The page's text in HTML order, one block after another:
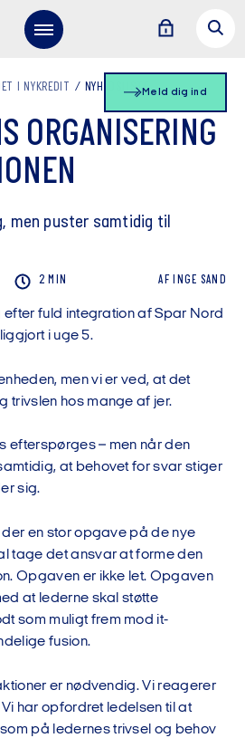
Meld dig ind
I NYKREDIT NYHEDSLISTE
ORGANISERING
men puster samtidig til
2 MIN AF INGE SAND
fuld integration af Spar Nord
i uge 5.
men vi er ved, at det
trivslen hos mange af jer.
efterspørges – men når den
at behovet for svar stiger
sig.
der en stor opgave på de nye
tage det ansvar at forme den
Opgaven er ikke let. Opgaven
at lederne skal støtte
som muligt frem mod it-
fusion.
er nødvendig. Vi reagerer
har opfordret ledelsen til at
på ledernes trivsel og behov